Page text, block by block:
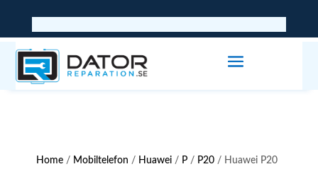
Home / Mobiltelefon / Huawei / P / P20 / Huawei P20